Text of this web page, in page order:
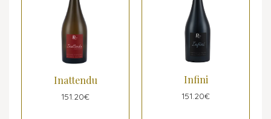
Inattendu
151.20€
Infini
151.20€